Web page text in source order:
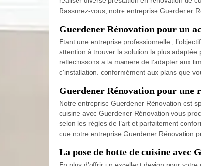
Rassurez-vous, notre entreprise Guerdener
Guerdener Rénovation pour un
Etant une entreprise professionnelle ;
attention à trouver la solution la plus adaptée
réfléchissons à la manière de l’adapter aux
d'installation, conformément aux plans que
Guerdener Rénovation pour une
Notre entreprise Guerdener Rénovation est
cuisine avec Guerdener Rénovation vous
selon les règles de l’art et parfaitement
que notre entreprise Guerdener Rénovation
La pose de hotte de cuisine avec